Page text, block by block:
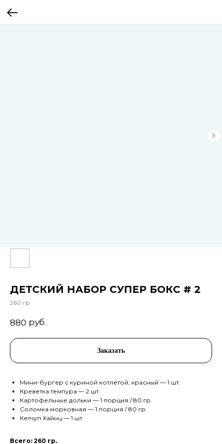
ДЕТСКИЙ НАБОР СУПЕР БОКС # 2
260 гр.
880 руб.
Заказать
Мини-бургер с куриной котлетой, красный — 1 шт.
Креветка темпура — 2 шт.
Картофельные дольки — 1 порция / 80 гр.
Соломка морковная — 1 порция / 80 гр.
Кетчуп Хайнц — 1 шт.
Всего: 260 гр.